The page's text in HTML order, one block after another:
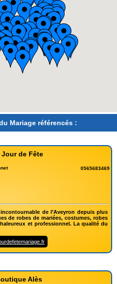
Mariage référencés :
Jour de Fête
0565683469
de l’Aveyron depuis plus
de robes de mariées, costumes, robes
et professionnel. La qualité du
Alès